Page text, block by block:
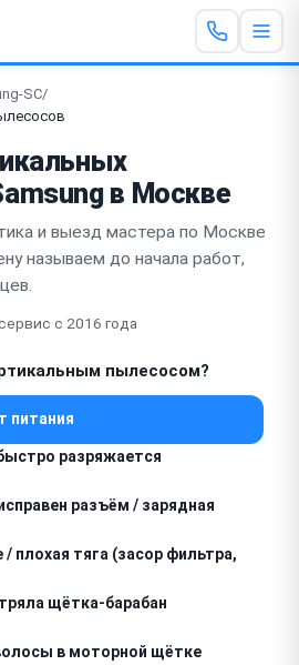
SC/
в Москве
и выезд мастера по Москве
называем до начала работ,
с 2016 года
пылесосом?
питания
разряжается
разъём / зарядная
плохая тяга (засор фильтра,
щётка-барабан
в моторной щётке